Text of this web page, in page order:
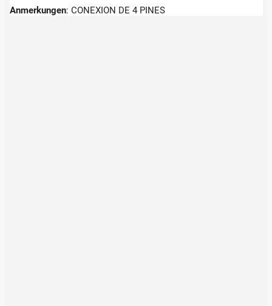
Anmerkungen: CONEXION DE 4 PINES